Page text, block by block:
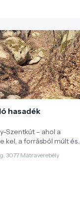
hasadék
Szentkút – ahol a
kel, a forrásból múlt és
fakad, és ahol a
értéket teremt:
a közösségben és a
3077 Mátraverebély